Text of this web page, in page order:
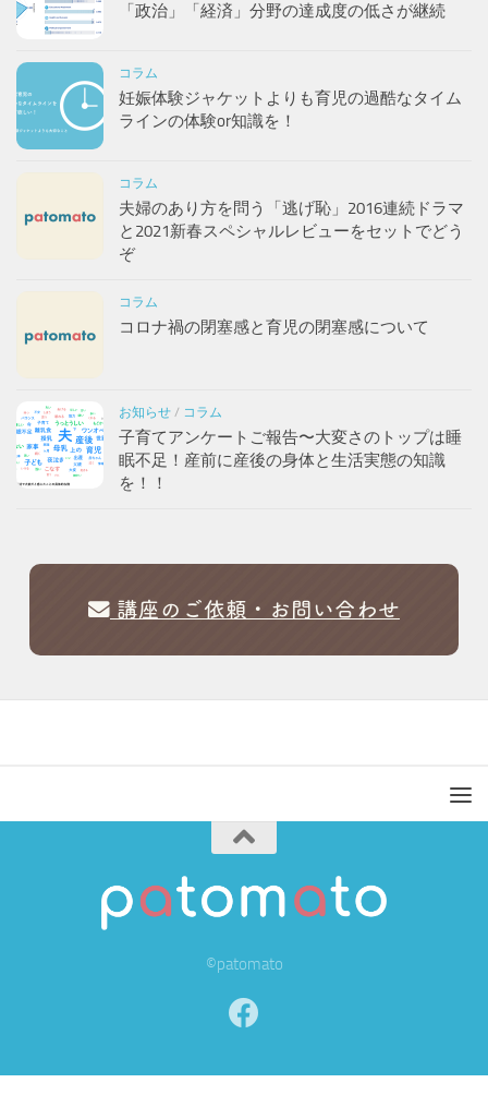
「政治」「経済」分野の達成度の低さが継続
コラム
妊娠体験ジャケットよりも育児の過酷なタイム
ラインの体験or知識を！
コラム
夫婦のあり方を問う「逃げ恥」2016連続ドラマ
と2021新春スペシャルレビューをセットでどう
ぞ
コラム
コロナ禍の閉塞感と育児の閉塞感について
お知らせ / コラム
子育てアンケートご報告〜大変さのトップは睡
眠不足！産前に産後の身体と生活実態の知識
を！！
講座のご依頼・お問い合わせ
©patomato